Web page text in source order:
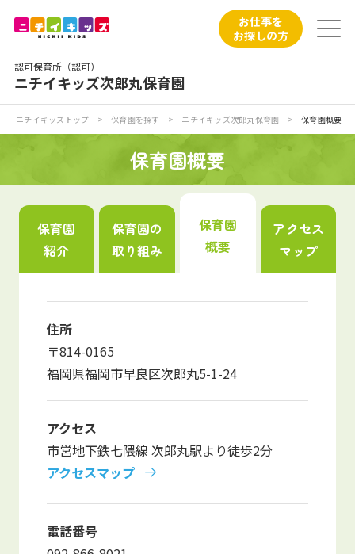
認可保育所（認可）
ニチイキッズ次郎丸保育園
お仕事を
お探しの方
お食事
保育園見学
入園の概要
子育てひろばのご紹介
写真販売サービス
お仕事をお探しの方
保育園に関するお問い合わせ
ニチイキッズトップ > 保育園を探す > ニチイキッズ次郎丸保育園 > 保育園概要
保育園概要
保育園
紹介
保育園の
取り組み
保育園
概要
アクセス
マップ
住所
〒814-0165
福岡県福岡市早良区次郎丸5-1-24
アクセス
市営地下鉄七隈線 次郎丸駅より徒歩2分
アクセスマップ
電話番号